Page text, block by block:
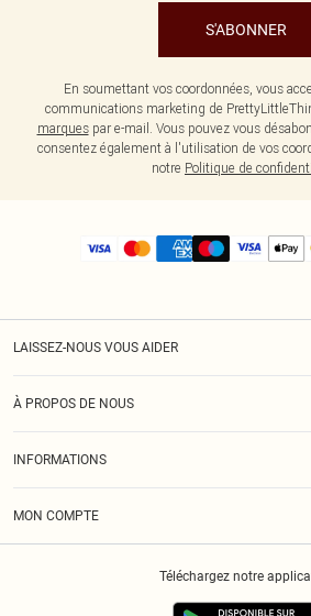
S'ABONNER
En soumettant vos coordonnées, vous
communications marketing de
marquespar e-mail. Vous pouvez vous
consentez également à l'utilisation de vos
notre Politique de
LAISSEZ-NOUS VOUS AIDER
À PROPOS DE NOUS
INFORMATIONS
MON COMPTE
Téléchargez notre